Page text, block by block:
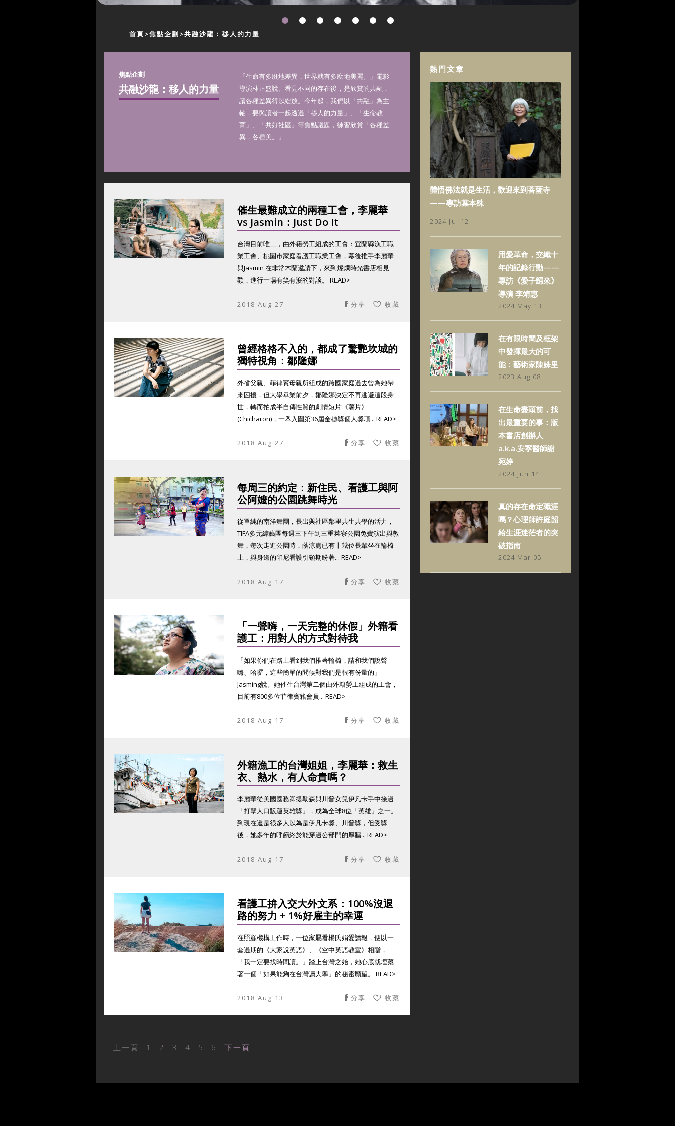
首頁 焦點企劃 共融沙龍：移人的力量
焦點企劃
共融沙龍：移人的力量
「生命有多麼地差異，世界就有多麼地美麗。」電影
導演林正盛說。看見不同的存在後，是欣賞的共融，
讓各種差異得以綻放。今年起，我們以「共融」為主
軸，要與讀者一起透過「移人的力量」、「生命教
育」、「共好社區」等焦點議題，練習欣賞「各種差
異，各種美。」
催生最難成立的兩種工會，李麗華
vs Jasmin：Just Do It
台灣目前唯二，由外籍勞工組成的工會：宜蘭縣漁工職
業工會、桃園市家庭看護工職業工會，幕後推手李麗華
與Jasmin 在非常木蘭邀請下，來到燦爛時光書店相見
歡，進行一場有笑有淚的對談。 READ>
2018 Aug 27 收藏
分享
曾經格格不入的，都成了驚艷坎城的
獨特視角：鄒隆娜
外省父親、菲律賓母親所組成的跨國家庭過去曾為她帶
來困擾，但大學畢業前夕，鄒隆娜決定不再逃避這段身
世，轉而拍成半自傳性質的劇情短片《薯片》
(Chicharon)，一舉入圍第36屆金穗獎個人獎項... READ>
2018 Aug 27 收藏
分享
每周三的約定：新住民、看護工與阿
公阿嬤的公園跳舞時光
從單純的南洋舞團，長出與社區鄰里共生共學的活力，
TIFA多元綜藝團每週三下午到三重菜寮公園免費演出與教
舞，每次走進公園時，蔭涼處已有十幾位長輩坐在輪椅
上，與身邊的印尼看護引頸期盼著... READ>
2018 Aug 17 收藏
分享
「一聲嗨，一天完整的休假」外籍看
護工：用對人的方式對待我
「如果你們在路上看到我們推著輪椅，請和我們說聲
嗨、哈囉，這些簡單的問候對我們是很有份量的」
Jasming說。她催生台灣第二個由外籍勞工組成的工會，
目前有800多位菲律賓籍會員... READ>
2018 Aug 17 收藏
分享
外籍漁工的台灣姐姐，李麗華：救生
衣、熱水，有人命貴嗎？
李麗華從美國國務卿提勒森與川普女兒伊凡卡手中接過
「打擊人口販運英雄獎」，成為全球8位「英雄」之一。
到現在還是很多人以為是伊凡卡獎、川普獎，但受獎
後，她多年的呼籲終於能穿過公部門的厚牆... READ>
2018 Aug 17 收藏
分享
看護工拚入交大外文系：100%沒退
路的努力 + 1%好雇主的幸運
在照顧機構工作時，一位家屬看楊氏娟愛讀報，便以一
套過期的《大家說英語》、《空中英語教室》相贈，
「我一定要找時間讀。」踏上台灣之始，她心底就埋藏
著一個「如果能夠在台灣讀大學」的秘密願望。 READ>
2018 Aug 13 收藏
分享
上一頁 1 2 3 4 5 6 下一頁
熱門文章
體悟佛法就是生活，歡迎來到菩薩寺
——專訪葉本殊
2024 Jul 12
用愛革命，交織十
年的記錄行動——
專訪《愛子歸來》
導演 李靖惠
2024 May 13
在有限時間及框架
中發揮最大的可
能：藝術家陳姝里
2023 Aug 08
在生命盡頭前，找
出最重要的事：版
本書店創辦人
a.k.a.安寧醫師謝
宛婷
2024 Jun 14
真的存在命定職涯
嗎？心理師許庭韶
給生涯迷茫者的突
破指南
2024 Mar 05